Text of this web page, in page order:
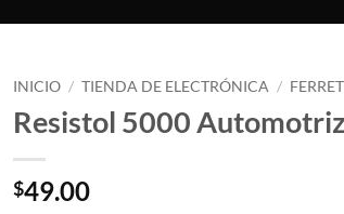
INICIO / TIENDA DE ELECTRÓNICA /
Resistol 5000
$49.00